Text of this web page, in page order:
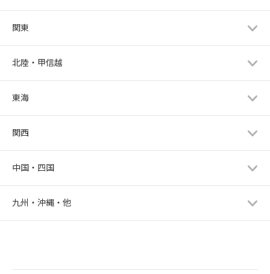
関東
北陸・甲信越
東海
関西
中国・四国
九州・沖縄・他